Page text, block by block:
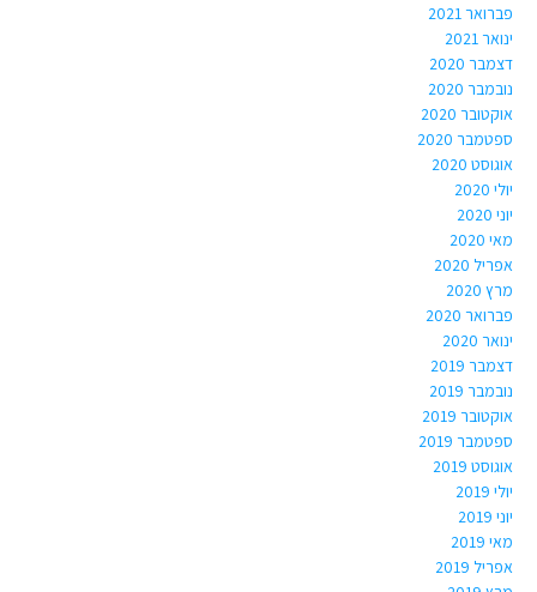
פברואר 2021
ינואר 2021
דצמבר 2020
נובמבר 2020
אוקטובר 2020
ספטמבר 2020
אוגוסט 2020
יולי 2020
יוני 2020
מאי 2020
אפריל 2020
מרץ 2020
פברואר 2020
ינואר 2020
דצמבר 2019
נובמבר 2019
אוקטובר 2019
ספטמבר 2019
אוגוסט 2019
יולי 2019
יוני 2019
מאי 2019
אפריל 2019